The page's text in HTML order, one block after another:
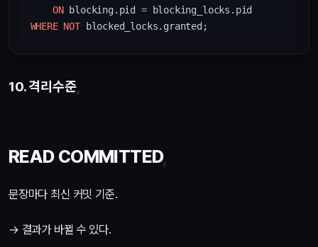
ON blocking.pid =
WHERE NOT
10. 격리수준
READ COMMITTED
문장마다 최신 커밋 기준.
→ 결과가 바뀔 수 있다.